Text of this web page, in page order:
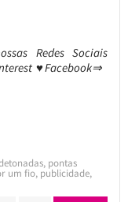
Redes Sociais
♥Facebook⇒
, pontas
um fio, publicidade,